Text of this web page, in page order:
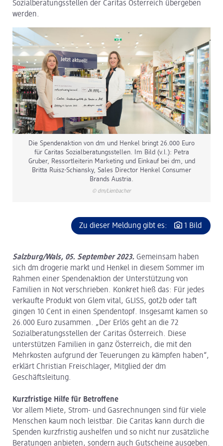
dm Online Shop
PAYBACK
Über dm
Pressekontakt
ACTIVE BEAUTY
Sozialberatungsstellen der Caritas Österreich übergeben
werden.
Die Spendenaktion von dm und Henkel bringt 26.000 Euro
für Caritas Sozialberatungsstellen. Im Bild (v.l.): Petra
Gruber, Ressortleiterin Marketing und Einkauf bei dm, und
Britta Ruisz-Schiansky, Sales Director Henkel Consumer
Brands Austria.
© dm/Lienbacher
Zu dieser Meldung gibt es: 1 Bild
Salzburg/Wals, 05. September 2023. Gemeinsam haben
sich dm drogerie markt und Henkel in diesem Sommer im
Rahmen einer Spendenaktion der Unterstützung von
Familien in Not verschrieben. Konkret hieß das: Für jedes
verkaufte Produkt von Glem vital, GLISS, got2b oder taft
gingen 10 Cent in einen Spendentopf. Insgesamt kamen so
26.000 Euro zusammen. „Der Erlös geht an die 72
Sozialberatungsstellen der Caritas Österreich. Diese
unterstützen Familien in ganz Österreich, die mit den
Mehrkosten aufgrund der Teuerungen zu kämpfen haben“,
erklärt Christian Freischlager, Mitglied der dm
Geschäftsleitung.
Kurzfristige Hilfe für Betroffene
Vor allem Miete, Strom- und Gasrechnungen sind für viele
Menschen kaum noch leistbar. Die Caritas kann durch die
Spenden kurzfristig aushelfen und so nicht nur zusätzliche
Beratungen anbieten, sondern auch Gutscheine ausgeben.